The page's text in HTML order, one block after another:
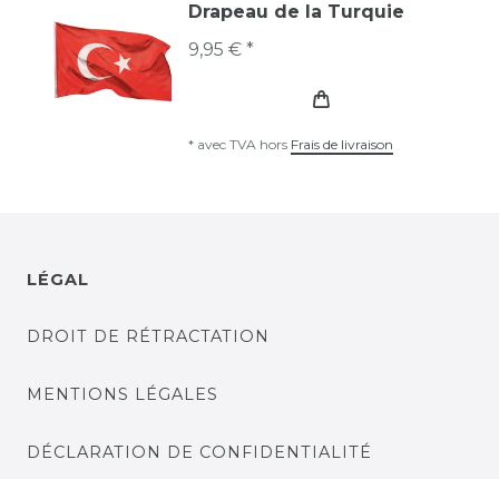
Drapeau de la Turquie
9,95 € *
* avec TVA hors Frais de livraison
LÉGAL
DROIT DE RÉTRACTATION
MENTIONS LÉGALES
DÉCLARATION DE CONFIDENTIALITÉ